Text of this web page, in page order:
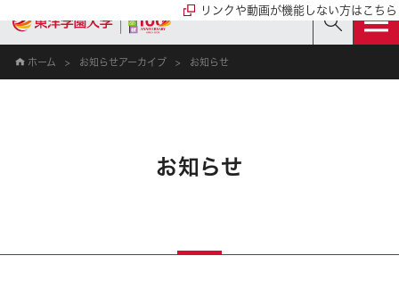
ホーム お知らせアーカイブ お知らせ
お知らせ
リンクや動画が機能しない方はこちら